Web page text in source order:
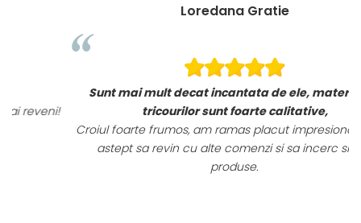
Loredana Gratie
Sunt mai mult decat incantata de ele, materialele
tricourilor sunt foarte calitative,
Croiul foarte frumos, am ramas placut impresionata, abia
astept sa revin cu alte comenzi si sa incerc si alte